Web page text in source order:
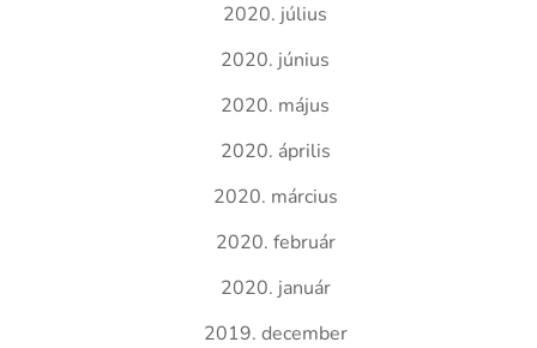
2020. július
2020. június
2020. május
2020. április
2020. március
2020. február
2020. január
2019. december